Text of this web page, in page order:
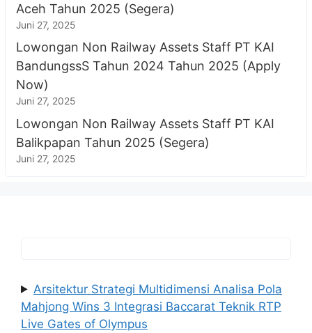
Aceh Tahun 2025 (Segera)
Juni 27, 2025
Lowongan Non Railway Assets Staff PT KAI
BandungssS Tahun 2024 Tahun 2025 (Apply
Now)
Juni 27, 2025
Lowongan Non Railway Assets Staff PT KAI
Balikpapan Tahun 2025 (Segera)
Juni 27, 2025
Arsitektur Strategi Multidimensi Analisa Pola
Mahjong Wins 3 Integrasi Baccarat Teknik RTP
Live Gates of Olympus